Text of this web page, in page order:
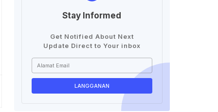
Stay Informed
Get Notified About Next
Update Direct to Your inbox